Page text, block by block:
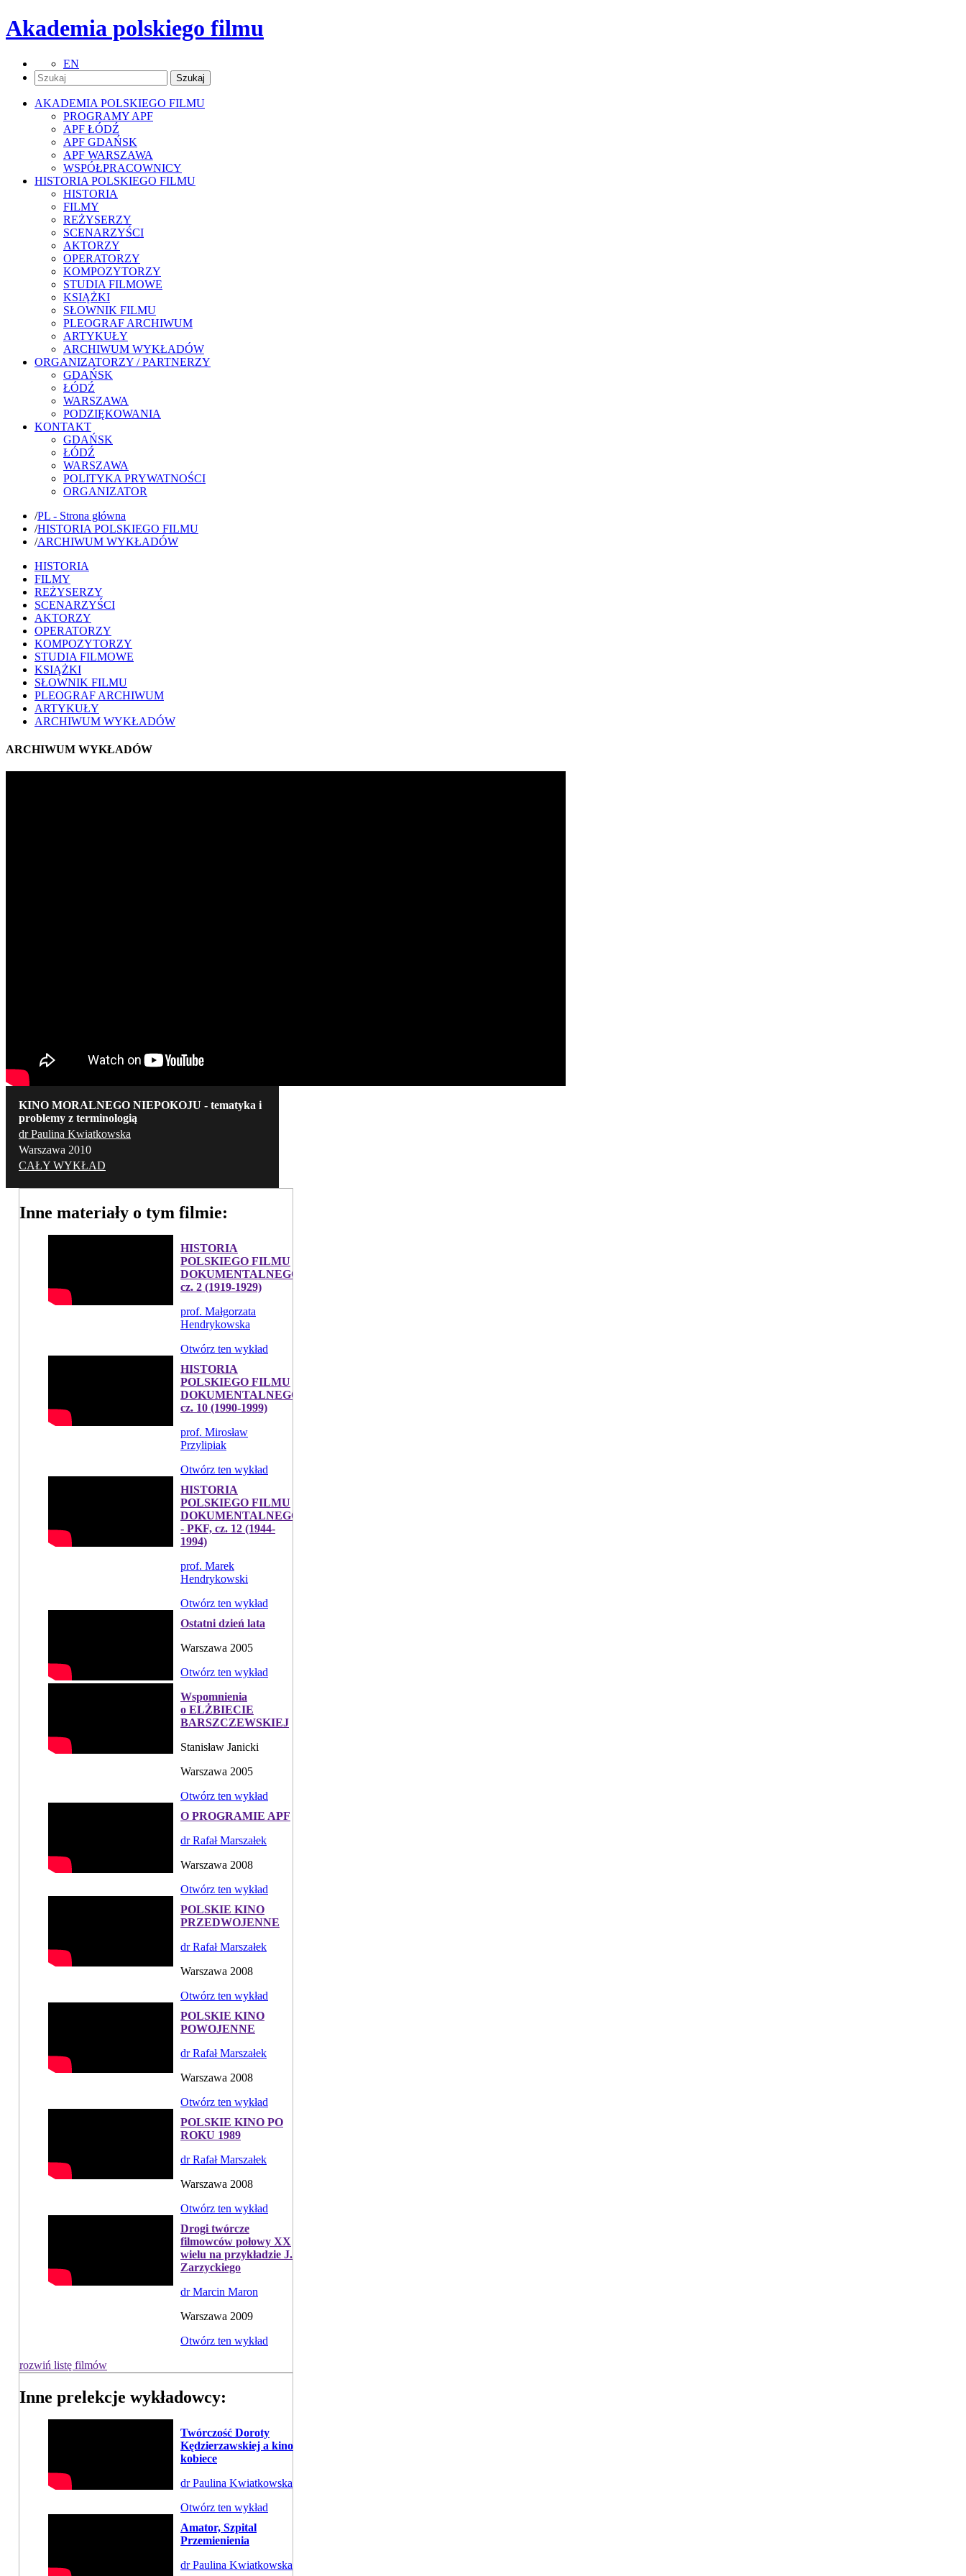
Akademia polskiego filmu
EN
AKADEMIA POLSKIEGO FILMU
PROGRAMY APF
APF ŁÓDŹ
APF GDAŃSK
APF WARSZAWA
WSPÓŁPRACOWNICY
HISTORIA POLSKIEGO FILMU
HISTORIA
FILMY
REŻYSERZY
SCENARZYŚCI
AKTORZY
OPERATORZY
KOMPOZYTORZY
STUDIA FILMOWE
KSIĄŻKI
SŁOWNIK FILMU
PLEOGRAF ARCHIWUM
ARTYKUŁY
ARCHIWUM WYKŁADÓW
ORGANIZATORZY / PARTNERZY
GDAŃSK
ŁÓDŹ
WARSZAWA
PODZIĘKOWANIA
KONTAKT
GDAŃSK
ŁÓDŹ
WARSZAWA
POLITYKA PRYWATNOŚCI
ORGANIZATOR
/PL - Strona główna
/HISTORIA POLSKIEGO FILMU
/ARCHIWUM WYKŁADÓW
HISTORIA
FILMY
REŻYSERZY
SCENARZYŚCI
AKTORZY
OPERATORZY
KOMPOZYTORZY
STUDIA FILMOWE
KSIĄŻKI
SŁOWNIK FILMU
PLEOGRAF ARCHIWUM
ARTYKUŁY
ARCHIWUM WYKŁADÓW
ARCHIWUM WYKŁADÓW
KINO MORALNEGO NIEPOKOJU - tematyka i
problemy z terminologią
dr Paulina Kwiatkowska
Warszawa 2010
CAŁY WYKŁAD
Inne materiały o tym filmie:
HISTORIA
POLSKIEGO FILMU
DOKUMENTALNEGO,
cz. 2 (1919-1929)
prof. Małgorzata
Hendrykowska
Otwórz ten wykład
HISTORIA
POLSKIEGO FILMU
DOKUMENTALNEGO,
cz. 10 (1990-1999)
prof. Mirosław
Przylipiak
Otwórz ten wykład
HISTORIA
POLSKIEGO FILMU
DOKUMENTALNEGO
- PKF, cz. 12 (1944-
1994)
prof. Marek
Hendrykowski
Otwórz ten wykład
Ostatni dzień lata
Warszawa 2005
Otwórz ten wykład
Wspomnienia
o ELŻBIECIE
BARSZCZEWSKIEJ
Stanisław Janicki
Warszawa 2005
Otwórz ten wykład
O PROGRAMIE APF
dr Rafał Marszałek
Warszawa 2008
Otwórz ten wykład
POLSKIE KINO
PRZEDWOJENNE
dr Rafał Marszałek
Warszawa 2008
Otwórz ten wykład
POLSKIE KINO
POWOJENNE
dr Rafał Marszałek
Warszawa 2008
Otwórz ten wykład
POLSKIE KINO PO
ROKU 1989
dr Rafał Marszałek
Warszawa 2008
Otwórz ten wykład
Drogi twórcze
filmowców połowy XX
wielu na przykładzie J.
Zarzyckiego
dr Marcin Maron
Warszawa 2009
Otwórz ten wykład
rozwiń listę filmów
Inne prelekcje wykładowcy:
Twórczość Doroty
Kędzierzawskiej a kino
kobiece
dr Paulina Kwiatkowska
Otwórz ten wykład
Amator, Szpital
Przemienienia
dr Paulina Kwiatkowska